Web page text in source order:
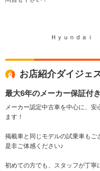
Ｈｙｕｎｄａｉ
お店紹介ダイジェ
最大6年のメーカー保証付
メーカー認定中古車を中心に、
ます！
掲載車と同じモデルの試乗車もご
是非ご体感ください♪
初めての方でも、スタッフが丁